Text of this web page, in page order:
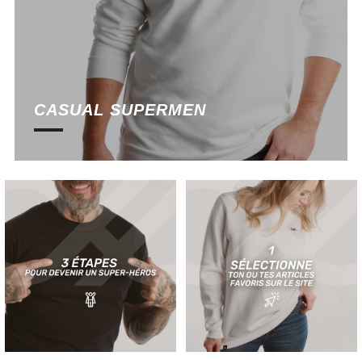
CASUAL SUPERMEN